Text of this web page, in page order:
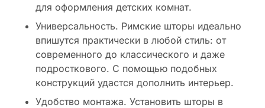
для оформления детских комнат.
Универсальность. Римские шторы идеально
впишутся практически в любой стиль: от
современного до классического и даже
подросткового. С помощью подобных
конструкций удастся дополнить интерьер.
Удобство монтажа. Установить шторы в